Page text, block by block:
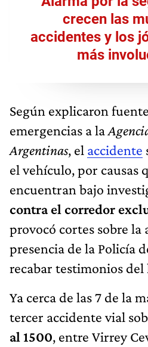
crecen las
accidentes y los
más
Según explicaron
emergencias a la
Argentinas, el accidente
el vehículo, por causas
encuentran bajo
contra el corredor
provocó cortes sobre la
presencia de la Policía
recabar testimonios del
Ya cerca de las 7 de la
tercer accidente vial
al 1500, entre Virrey